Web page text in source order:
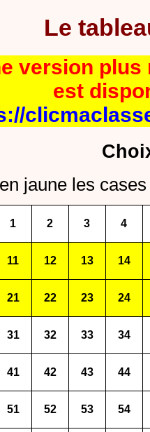
Le
version plus
est
jaune les
1 2 3 4
11 12 13 14
21 22 23 24
31 32 33 34
41 42 43 44
51 52 53 54